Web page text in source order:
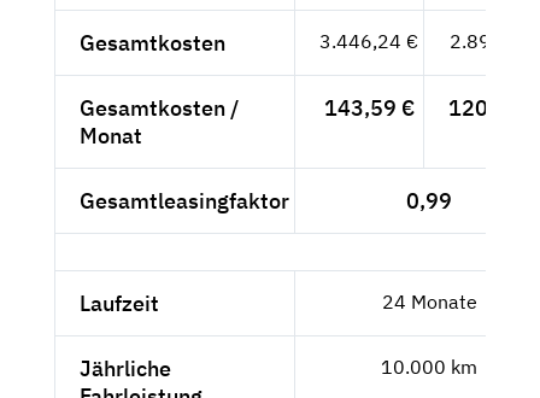
Gesamtkosten 3.446,24 € 2.896,-- €
Gesamtkosten /
Monat
143,59 € 120,67 €
Gesamtleasingfaktor 0,99
Laufzeit 24 Monate
Jährliche
10.000 km